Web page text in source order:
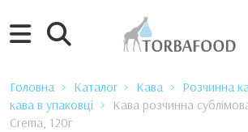
Головна Каталог Кава Розчинна
кава в упаковці
Кава розчинна
Crema, 120г